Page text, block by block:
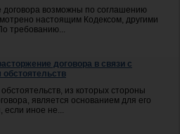
возможны по соглашению
настоящим Кодексом, другими
требованию...
договора в связи с
из которых стороны
является основанием для его
если иное не...